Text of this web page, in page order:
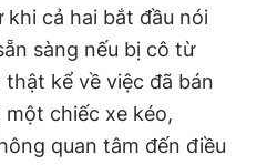
khi cả hai bắt đầu nói
sàng nếu bị cô từ
kể về việc đã bán
chiếc xe kéo,
quan tâm đến điều